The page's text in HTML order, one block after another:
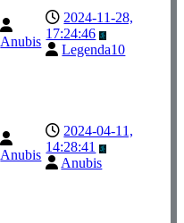
Anubis
2024-11-28,
17:24:46
Legenda10
Anubis
2024-04-11,
14:28:41
Anubis